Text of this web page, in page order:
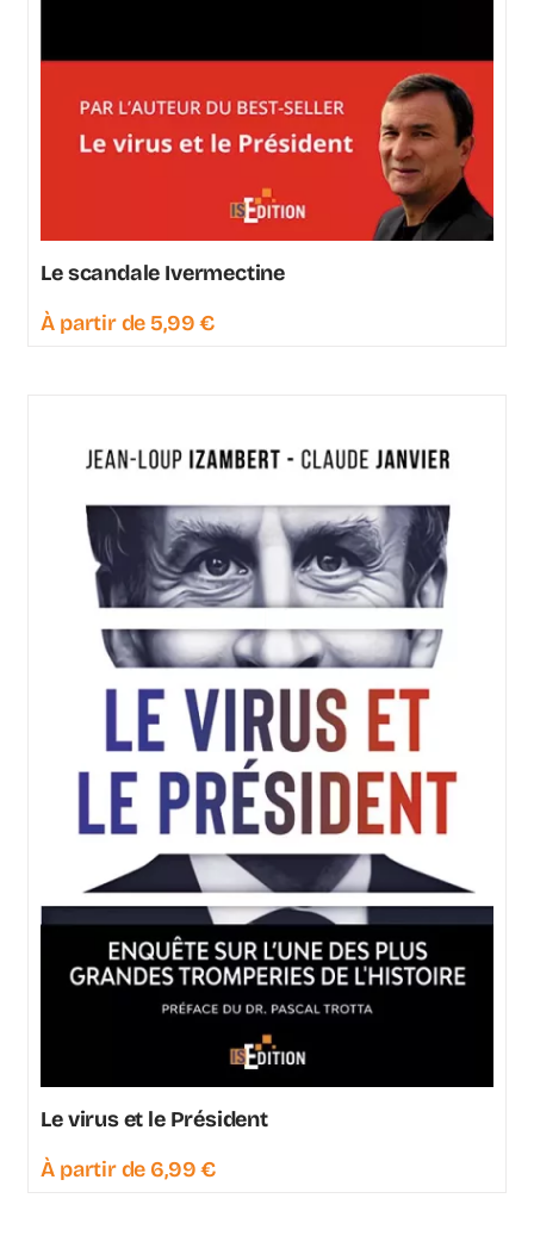
Le scandale Ivermectine
À partir de 5,99€
Le virus et le Président
À partir de 6,99€